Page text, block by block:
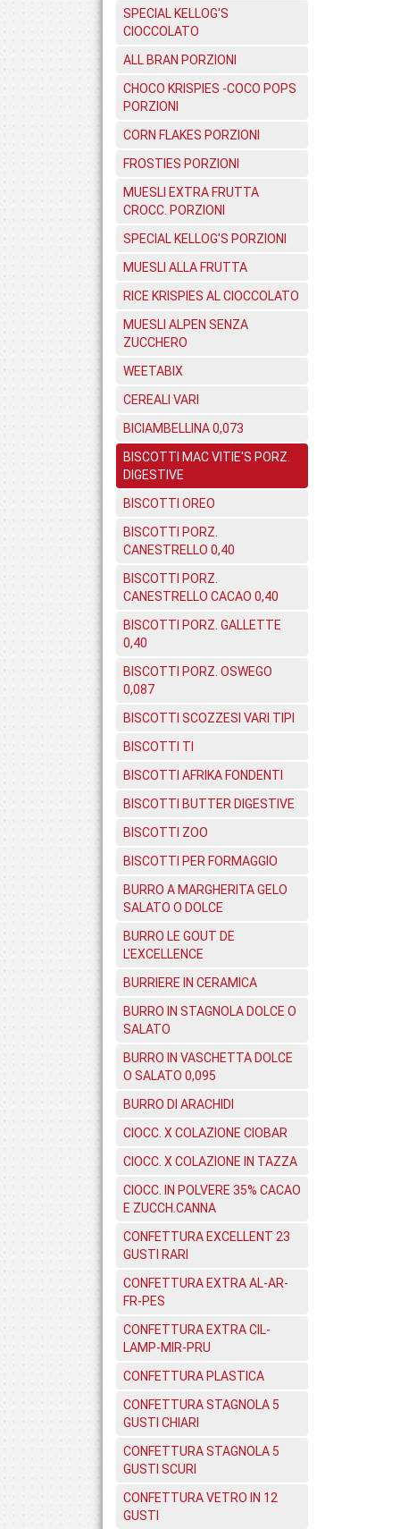
SPECIAL KELLOG'S
CIOCCOLATO
ALL BRAN PORZIONI
CHOCO KRISPIES -COCO POPS
PORZIONI
CORN FLAKES PORZIONI
FROSTIES PORZIONI
MUESLI EXTRA FRUTTA
CROCC. PORZIONI
SPECIAL KELLOG'S PORZIONI
MUESLI ALLA FRUTTA
RICE KRISPIES AL CIOCCOLATO
MUESLI ALPEN SENZA
ZUCCHERO
WEETABIX
CEREALI VARI
BICIAMBELLINA 0,073
BISCOTTI MAC VITIE'S PORZ.
DIGESTIVE
BISCOTTI OREO
BISCOTTI PORZ.
CANESTRELLO 0,40
BISCOTTI PORZ.
CANESTRELLO CACAO 0,40
BISCOTTI PORZ. GALLETTE
0,40
BISCOTTI PORZ. OSWEGO
0,087
BISCOTTI SCOZZESI VARI TIPI
BISCOTTI TI
BISCOTTI AFRIKA FONDENTI
BISCOTTI BUTTER DIGESTIVE
BISCOTTI ZOO
BISCOTTI PER FORMAGGIO
BURRO A MARGHERITA GELO
SALATO O DOLCE
BURRO LE GOUT DE
L'EXCELLENCE
BURRIERE IN CERAMICA
BURRO IN STAGNOLA DOLCE O
SALATO
BURRO IN VASCHETTA DOLCE
O SALATO 0,095
BURRO DI ARACHIDI
CIOCC. X COLAZIONE CIOBAR
CIOCC. X COLAZIONE IN TAZZA
CIOCC. IN POLVERE 35% CACAO
E ZUCCH.CANNA
CONFETTURA EXCELLENT 23
GUSTI RARI
CONFETTURA EXTRA AL-AR-
FR-PES
CONFETTURA EXTRA CIL-
LAMP-MIR-PRU
CONFETTURA PLASTICA
CONFETTURA STAGNOLA 5
GUSTI CHIARI
CONFETTURA STAGNOLA 5
GUSTI SCURI
CONFETTURA VETRO IN 12
GUSTI